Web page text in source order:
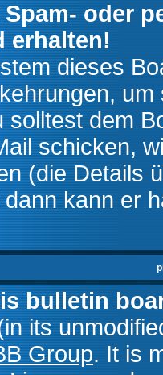
oder
erhalten!
dieses
solltest dem
schicken,
(die Details
kann er
bulletin
its
Group. It is